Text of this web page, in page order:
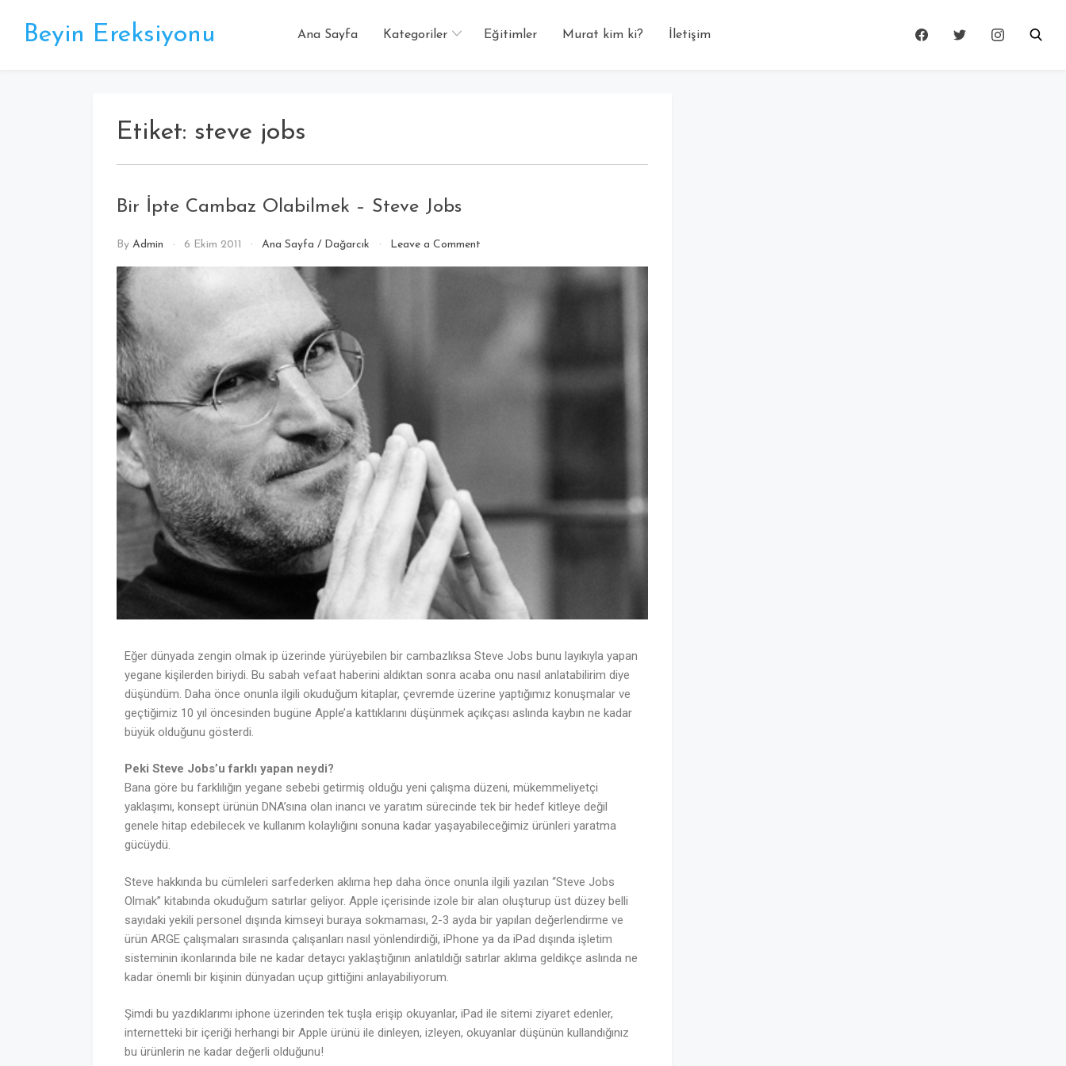
Beyin Ereksiyonu Ana Sayfa Kategoriler Eğitimler Murat kim ki? İletişim
Etiket: steve jobs
Bir İpte Cambaz Olabilmek – Steve Jobs
By Admin 6 Ekim 2011 Ana Sayfa / Dağarcık Leave a Comment
Eğer dünyada zengin olmak ip üzerinde yürüyebilen bir cambazlıksa Steve Jobs bunu layıkıyla yapan
yegane kişilerden biriydi. Bu sabah vefaat haberini aldıktan sonra acaba onu nasıl anlatabilirim diye
düşündüm. Daha önce onunla ilgili okuduğum kitaplar, çevremde üzerine yaptığımız konuşmalar ve
geçtiğimiz 10 yıl öncesinden bugüne Apple’a kattıklarını düşünmek açıkçası aslında kaybın ne kadar
büyük olduğunu gösterdi.
Peki Steve Jobs’u farklı yapan neydi?
Bana göre bu farklılığın yegane sebebi getirmiş olduğu yeni çalışma düzeni, mükemmeliyetçi
yaklaşımı, konsept ürünün DNA’sına olan inancı ve yaratım sürecinde tek bir hedef kitleye değil
genele hitap edebilecek ve kullanım kolaylığını sonuna kadar yaşayabileceğimiz ürünleri yaratma
gücüydü.
Steve hakkında bu cümleleri sarfederken aklıma hep daha önce onunla ilgili yazılan “Steve Jobs
Olmak” kitabında okuduğum satırlar geliyor. Apple içerisinde izole bir alan oluşturup üst düzey belli
sayıdaki yekili personel dışında kimseyi buraya sokmaması, 2-3 ayda bir yapılan değerlendirme ve
ürün ARGE çalışmaları sırasında çalışanları nasıl yönlendirdiği, iPhone ya da iPad dışında işletim
sisteminin ikonlarında bile ne kadar detaycı yaklaştığının anlatıldığı satırlar aklıma geldikçe aslında ne
kadar önemli bir kişinin dünyadan uçup gittiğini anlayabiliyorum.
Şimdi bu yazdıklarımı iphone üzerinden tek tuşla erişip okuyanlar, iPad ile sitemi ziyaret edenler,
internetteki bir içeriği herhangi bir Apple ürünü ile dinleyen, izleyen, okuyanlar düşünün kullandığınız
bu ürünlerin ne kadar değerli olduğunu!